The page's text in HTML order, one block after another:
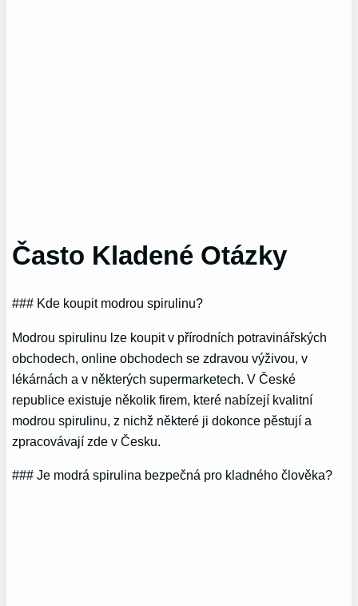
Často Kladené Otázky
### Kde koupit modrou spirulinu?
Modrou spirulinu lze koupit v přírodních potravinářských
obchodech, online obchodech se zdravou výživou, v
lékárnách a v některých supermarketech. V České
republice existuje několik firem, které nabízejí kvalitní
modrou spirulinu, z nichž některé ji dokonce pěstují a
zpracovávají zde v Česku.
### Je modrá spirulina bezpečná pro kladného člověka?